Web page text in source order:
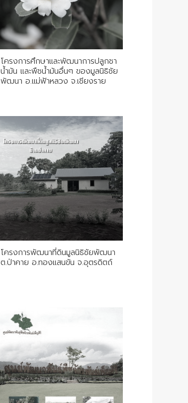
โครงการศึกษาและพัฒนาการปลูกชา
น้ำมัน และพืชน้ำมันอื่นๆ ของมูลนิธิชัย
พัฒนา อ.แม่ฟ้าหลวง จ.เชียงราย
โครงการพัฒนาที่ดินมูลนิธิชัยพัฒนา
ต.ป่าคาย อ.ทองแสนขัน จ.อุตรดิตถ์